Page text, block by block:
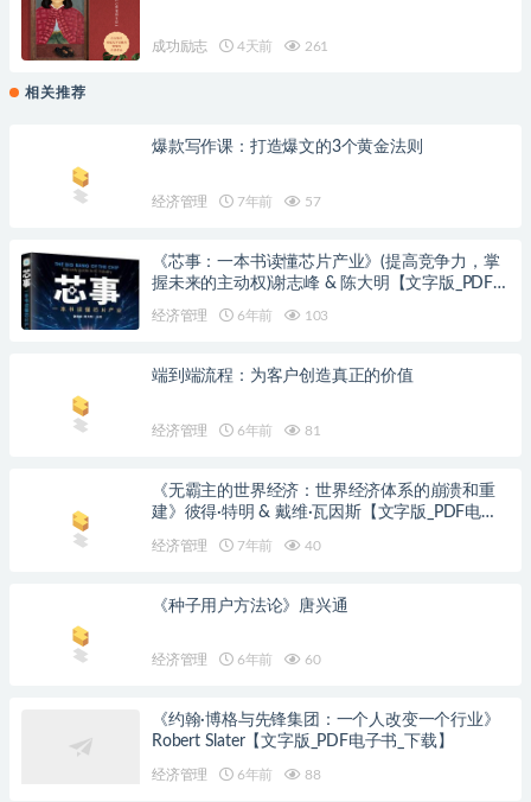
成功励志 4天前 261
相关推荐
爆款写作课：打造爆文的3个黄金法则
经济管理 7年前 57
《芯事：一本书读懂芯片产业》(提高竞争力，掌
握未来的主动权)谢志峰 & 陈大明【文字版_PDF电
经济管理 6年前 103
端到端流程：为客户创造真正的价值
经济管理 6年前 81
《无霸主的世界经济：世界经济体系的崩溃和重
建》彼得·特明 & 戴维·瓦因斯【文字版_PDF电子
经济管理 7年前 40
《种子用户方法论》唐兴通
经济管理 6年前 60
《约翰·博格与先锋集团：一个人改变一个行业》
Robert Slater【文字版_PDF电子书_下载】
经济管理 6年前 88